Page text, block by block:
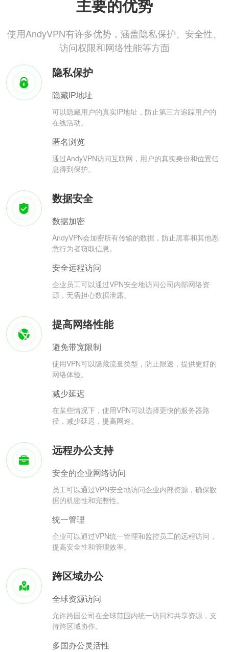
主要的优势
使用AndyVPN有许多优势，涵盖隐私保护、安全性、
访问权限和网络性能等方面
隐私保护
隐藏IP地址
可以隐藏用户的真实IP地址，防止第三方追踪用户的
在线活动。
匿名浏览
通过AndyVPN访问互联网，用户的真实身份和位置信
息得到保护。
数据安全
数据加密
AndyVPN会加密所有传输的数据，防止黑客和其他恶
意行为者窃取信息。
安全远程访问
企业员工可以通过VPN安全地访问公司内部网络资
源，无需担心数据泄露。
提高网络性能
避免带宽限制
使用VPN可以隐藏流量类型，防止限速，提供更好的
网络体验。
减少延迟
在某些情况下，使用VPN可以选择更快的服务器路
径，减少延迟，提高网速。
远程办公支持
安全的企业网络访问
员工可以通过VPN安全地访问企业内部资源，确保数
据的机密性和完整性。
统一管理
企业可以通过VPN统一管理和监控员工的远程访问，
提高安全性和管理效率。
跨区域办公
全球资源访问
允许跨国公司在全球范围内统一访问和共享资源，支
持跨区域协作。
多国办公灵活性